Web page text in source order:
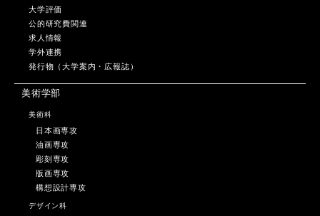
大学評価
公的研究費関連
求人情報
学外連携
発行物（大学案内・広報誌）
美術学部
美術科
日本画専攻
油画専攻
彫刻専攻
版画専攻
構想設計専攻
デザイン科